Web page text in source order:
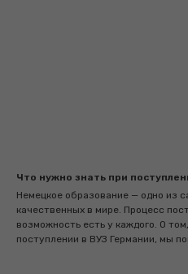
Что нужно знать при
Немецкое образование — одно из
качественных в мире. Процесс
возможность есть у каждого. О
поступлении в ВУЗ Германии, мы